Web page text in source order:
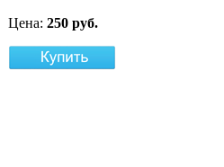
Цена: 250 руб.